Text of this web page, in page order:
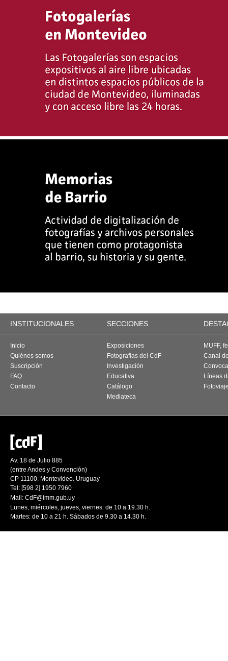
INSTITUCIONALES SECCIONES
Inicio
Quiénes somos
Suscripción
FAQ
Contacto
Exposiciones
Fotografías del CdF
Investigación
Educativa
Catálogo
Mediateca
MUFF,
Canal
Líneas
Av. 18 de Julio 885
(entre Andes y Convención)
CP 11100. Montevideo. Uruguay
Tel: [598 2] 1950 7960
Mail: CdF@imm.gub.uy
Lunes, miércoles, jueves, viernes: de 10 a 19.30 h.
Martes: de 10 a 21 h. Sábados de 9.30 a 14.30 h.